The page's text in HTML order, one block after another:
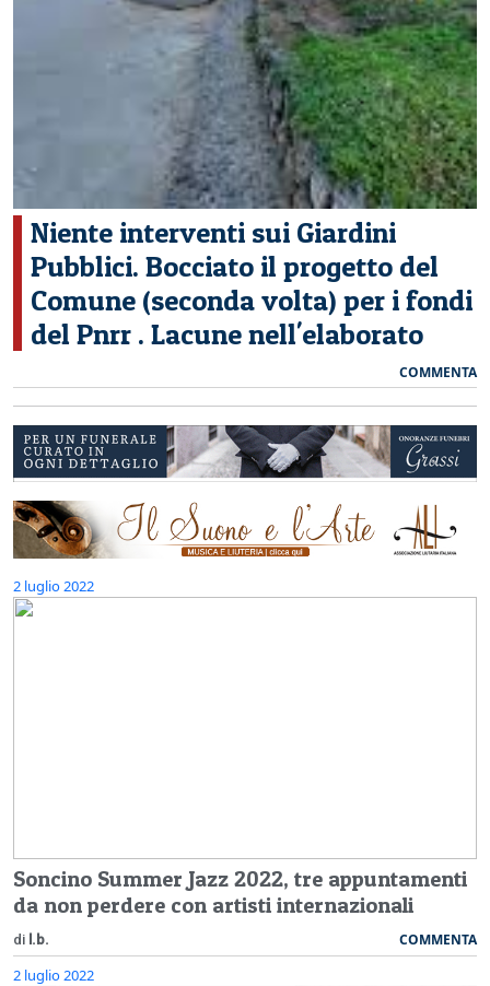
Niente interventi sui Giardini
Pubblici. Bocciato il progetto del
Comune (seconda volta) per i fondi
del Pnrr . Lacune nell'elaborato
COMMENTA
2 luglio 2022
Soncino Summer Jazz 2022, tre appuntamenti
da non perdere con artisti internazionali
di l.b. COMMENTA
2 luglio 2022